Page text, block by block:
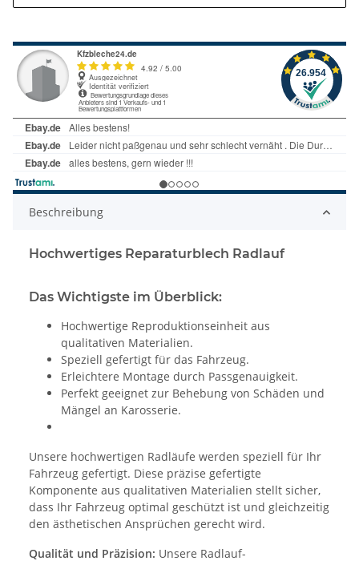
Beschreibung
Hochwertiges Reparaturblech Radlauf
Das Wichtigste im Überblick:
Hochwertige Reproduktionseinheit aus
qualitativen Materialien.
Speziell gefertigt für das Fahrzeug.
Erleichtere Montage durch Passgenauigkeit.
Perfekt geeignet zur Behebung von Schäden und
Mängel an Karosserie.
Unsere hochwertigen Radläufe werden speziell für Ihr
Fahrzeug gefertigt. Diese präzise gefertigte
Komponente aus qualitativen Materialien stellt sicher,
dass Ihr Fahrzeug optimal geschützt ist und gleichzeitig
den ästhetischen Ansprüchen gerecht wird.
Qualität und Präzision: Unsere Radlauf-